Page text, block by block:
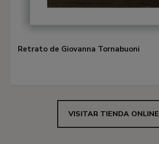
Retrato de Giovanna Tornabuoni
VISITAR TIENDA ONLINE